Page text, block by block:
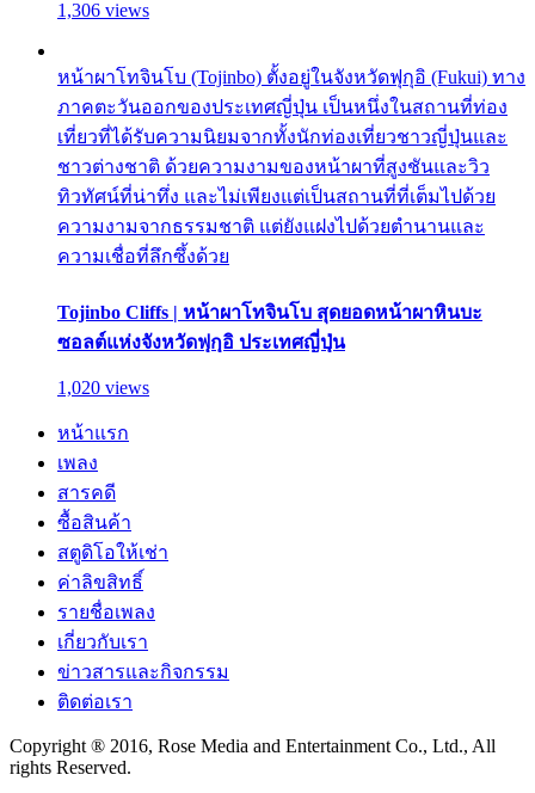
1,306 views
หน้าผาโทจินโบ (Tojinbo) ตั้งอยู่ในจังหวัดฟุกุอิ (Fukui) ทาง
ภาคตะวันออกของประเทศญี่ปุ่น เป็นหนึ่งในสถานที่ท่อง
เที่ยวที่ได้รับความนิยมจากทั้งนักท่องเที่ยวชาวญี่ปุ่นและ
ชาวต่างชาติ ด้วยความงามของหน้าผาที่สูงชันและวิว
ทิวทัศน์ที่น่าทึ่ง และไม่เพียงแต่เป็นสถานที่ที่เต็มไปด้วย
ความงามจากธรรมชาติ แต่ยังแฝงไปด้วยตำนานและ
ความเชื่อที่ลึกซึ้งด้วย
Tojinbo Cliffs | หน้าผาโทจินโบ สุดยอดหน้าผาหินบะ
ซอลต์แห่งจังหวัดฟุกุอิ ประเทศญี่ปุ่น
1,020 views
หน้าแรก
เพลง
สารคดี
ซื้อสินค้า
สตูดิโอให้เช่า
ค่าลิขสิทธิ์
รายชื่อเพลง
เกี่ยวกับเรา
ข่าวสารและกิจกรรม
ติดต่อเรา
Copyright ® 2016, Rose Media and Entertainment Co., Ltd., All
rights Reserved.